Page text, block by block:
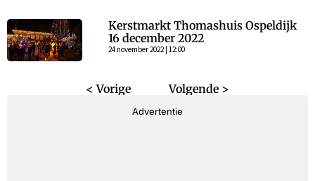
Kerstmarkt Thomashuis Ospeldijk
16 december 2022
24 november 2022 | 12:00
< Vorige Volgende >
Advertentie